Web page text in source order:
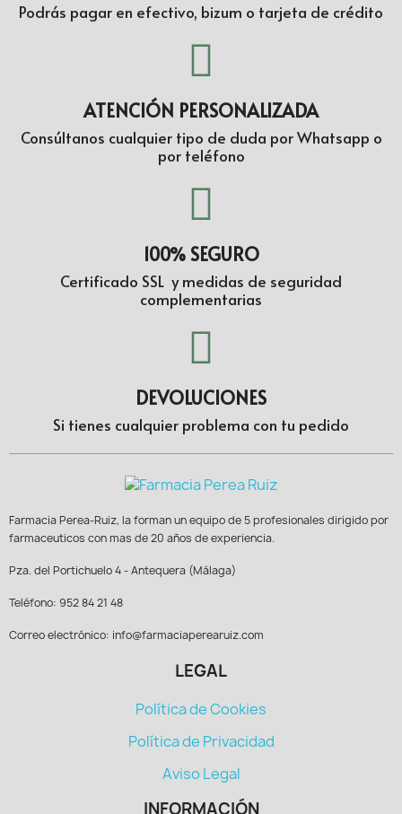
Podrás pagar en efectivo, bizum o tarjeta de crédito
ATENCIÓN PERSONALIZADA
Consúltanos cualquier tipo de duda por Whatsapp o
por teléfono
100% SEGURO
Certificado SSL y medidas de seguridad
complementarias
DEVOLUCIONES
Si tienes cualquier problema con tu pedido
Farmacia Perea-Ruiz, la forman un equipo de 5 profesionales dirigido por
farmaceuticos con mas de 20 años de experiencia.
Pza. del Portichuelo 4 - Antequera (Málaga)
Teléfono: 952 84 21 48
Correo electrónico: info@farmaciaperearuiz.com
LEGAL
Política de Cookies
Política de Privacidad
Aviso Legal
INFORMACIÓN